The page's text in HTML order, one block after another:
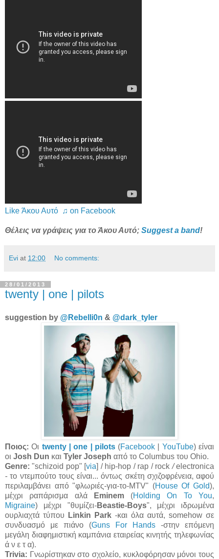
Like Άκου Αυτό ♫ on Facebook
Θέλεις να γράψεις για το Άκου Αυτό; Suggest a band!
Evi at 12:00 No comments:
28/01/2013
twenty | one | pilots
suggestion by @Rebelli0n & @dark_tyler
Ποιος: Οι twenty | one | pilots(Facebook YouTube) είναι
οι Josh Dun και Tyler Joseph από το Columbus του Ohio.
Genre:"schizoid pop" [via] / hip-hop / rap / rock /electronica
-το ντεμπούτο τους είναι... όντως σκέτη σχιζοφρένεια, αφού
περιλαμβάνει από "φλωριές-για-το-MTV" (House Of Gold),
μέχρι ραπάρισμα αλά
Eminem (Holding On To You,
Migraine) μέχρι "θυμίζει-Beastie-Boys", μέχρι ιδρωμένα
ουρλιαχτά τύπου
Linkin Park -και όλα αυτά, somehow σε
συνδυασμό με πιάνο (Guns For Hands -στην επόμενη
μεγάλη διαφημιστική καμπάνια εταιρείας κινητής τηλεφωνίας
ά ν ε τ α).
Trivia: Γνωρίστηκαν στο σχολείο, κυκλοφόρησαν μόνοι τους